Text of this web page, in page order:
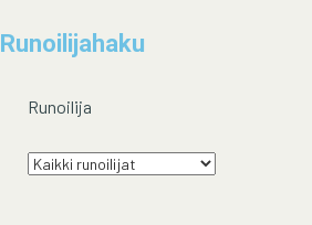
Runoilijahaku
Runoilija